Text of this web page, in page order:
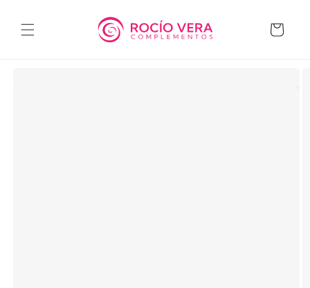
al contenido
Carrito